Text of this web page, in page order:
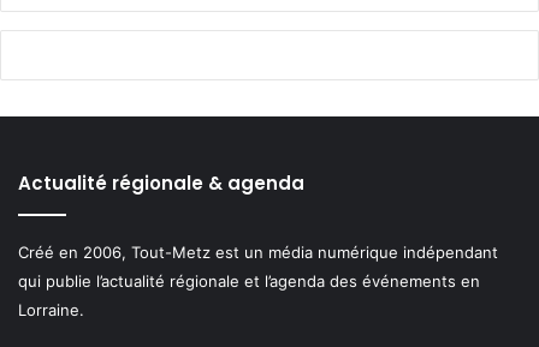
Actualité régionale & agenda
Créé en 2006, Tout-Metz est un média numérique indépendant
qui publie l’actualité régionale et l’agenda des événements en
Lorraine.